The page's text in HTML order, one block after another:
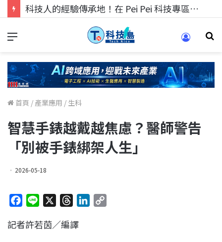
科技人找工作，就到TECH+ 科技專區!
首頁 / 產業應用 / 生科
智慧手錶越戴越焦慮？醫師警告
「別被手錶綁架人生」
2026-05-18
c
n
r
記者許若茵／編譯